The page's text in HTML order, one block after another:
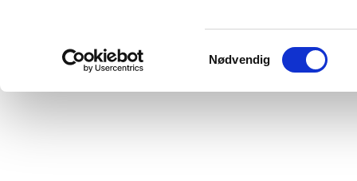
Samtykkevalg
Nødvendig